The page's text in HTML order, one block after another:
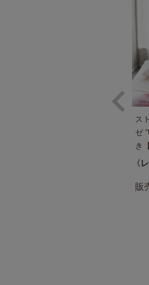
ス
ゼ
き
販